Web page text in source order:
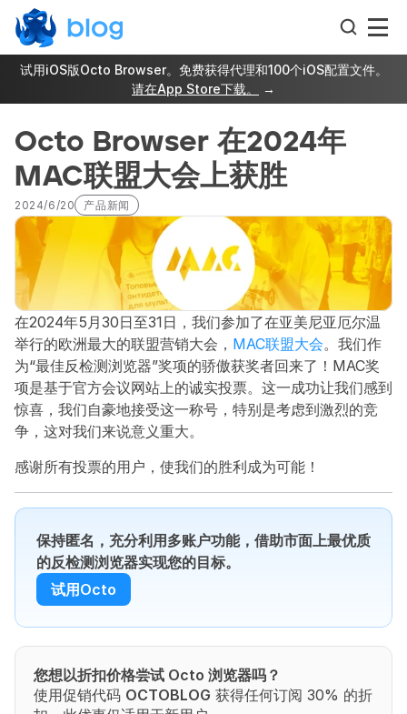
试用iOS版Octo Browser。免费获得代理和100个iOS配置文件。
请在App Store下载。
→
Octo Browser 在2024年
MAC联盟大会上获胜
2024/6/20 产品新闻
在2024年5月30日至31日，我们参加了在亚美尼亚厄尔温
举行的欧洲最大的联盟营销大会， MAC联盟大会。我们作
为“最佳反检测浏览器”奖项的骄傲获奖者回来了！MAC奖
项是基于官方会议网站上的诚实投票。这一成功让我们感到
惊喜，我们自豪地接受这一称号，特别是考虑到激烈的竞
争，这对我们来说意义重大。
感谢所有投票的用户，使我们的胜利成为可能！
保持匿名，充分利用多账户功能，借助市面上最优质
的反检测浏览器实现您的目标。
试用Octo
您想以折扣价格尝试 Octo 浏览器吗？
使用促销代码 OCTOBLOG 获得任何订阅 30% 的折